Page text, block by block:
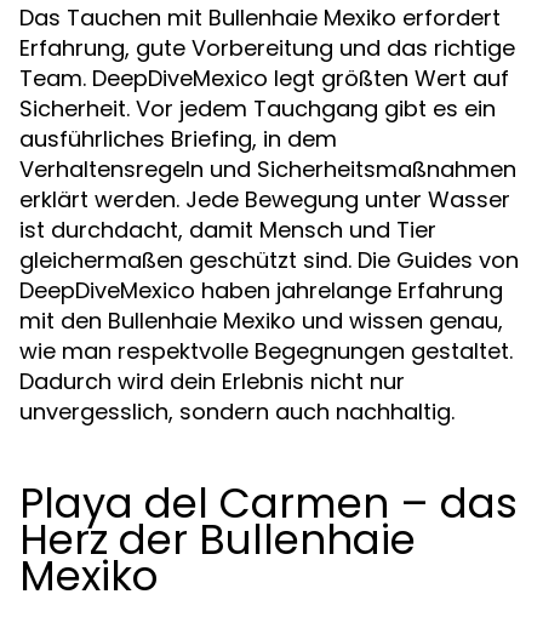
Das Tauchen mit Bullenhaie Mexiko erfordert
Erfahrung, gute Vorbereitung und das richtige
Team. DeepDiveMexico legt größten Wert auf
Sicherheit. Vor jedem Tauchgang gibt es ein
ausführliches Briefing, in dem
Verhaltensregeln und Sicherheitsmaßnahmen
erklärt werden. Jede Bewegung unter Wasser
ist durchdacht, damit Mensch und Tier
gleichermaßen geschützt sind. Die Guides von
DeepDiveMexico haben jahrelange Erfahrung
mit den Bullenhaie Mexiko und wissen genau,
wie man respektvolle Begegnungen gestaltet.
Dadurch wird dein Erlebnis nicht nur
unvergesslich, sondern auch nachhaltig.
Playa del Carmen – das
Herz der Bullenhaie
Mexiko